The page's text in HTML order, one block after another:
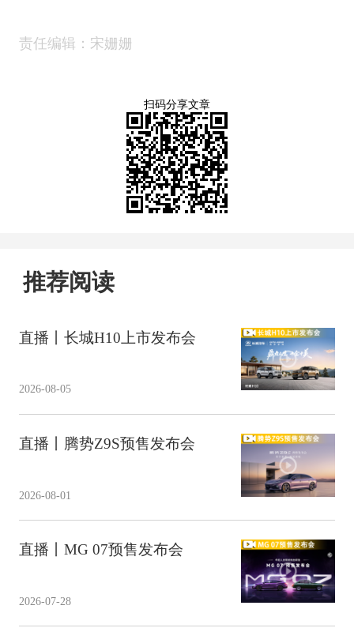
责任编辑：宋姗姗
扫码分享文章
推荐阅读
直播丨长城H10上市发布会
2026-08-05
直播丨腾势Z9S预售发布会
2026-08-01
直播丨MG 07预售发布会
2026-07-28